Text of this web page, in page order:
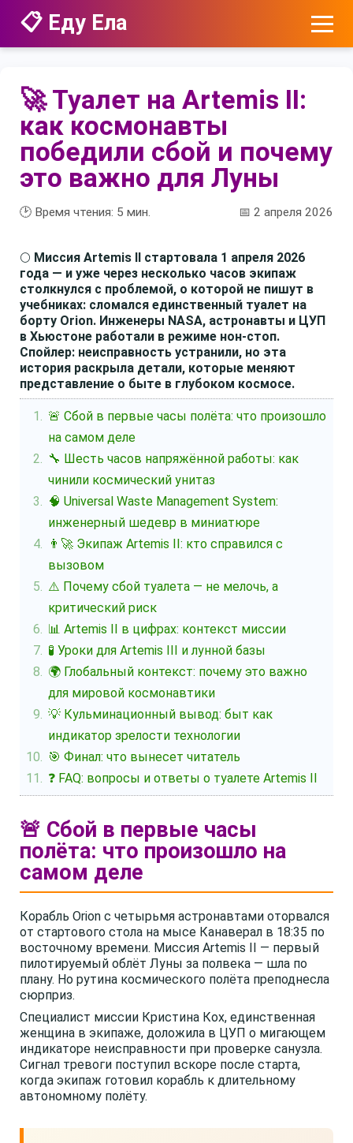
📋 Еду Ела
🚀 Туалет на Artemis II:
как космонавты
победили сбой и почему
это важно для Луны
🕑 Время чтения: 5 мин. 📅 2 апреля 2026
🌕 Миссия Artemis II стартовала 1 апреля 2026
года — и уже через несколько часов экипаж
столкнулся с проблемой, о которой не пишут в
учебниках: сломался единственный туалет на
борту Orion. Инженеры NASA, астронавты и ЦУП
в Хьюстоне работали в режиме нон-стоп.
Спойлер: неисправность устранили, но эта
история раскрыла детали, которые меняют
представление о быте в глубоком космосе.
🚨 Сбой в первые часы полёта: что произошло
на самом деле
🔧 Шесть часов напряжённой работы: как
чинили космический унитаз
🧠 Universal Waste Management System:
инженерный шедевр в миниатюре
👨‍🚀 Экипаж Artemis II: кто справился с
вызовом
⚠️ Почему сбой туалета — не мелочь, а
критический риск
📊 Artemis II в цифрах: контекст миссии
🧪 Уроки для Artemis III и лунной базы
🌍 Глобальный контекст: почему это важно
для мировой космонавтики
💡 Кульминационный вывод: быт как
индикатор зрелости технологии
🎯 Финал: что вынесет читатель
❓ FAQ: вопросы и ответы о туалете Artemis II
🚨 Сбой в первые часы
полёта: что произошло на
самом деле
Корабль Orion с четырьмя астронавтами оторвался
от стартового стола на мысе Канаверал в 18:35 по
восточному времени. Миссия Artemis II — первый
пилотируемый облёт Луны за полвека — шла по
плану. Но рутина космического полёта преподнесла
сюрприз.
Специалист миссии Кристина Кох, единственная
женщина в экипаже, доложила в ЦУП о мигающем
индикаторе неисправности при проверке санузла.
Сигнал тревоги поступил вскоре после старта,
когда экипаж готовил корабль к длительному
автономному полёту.